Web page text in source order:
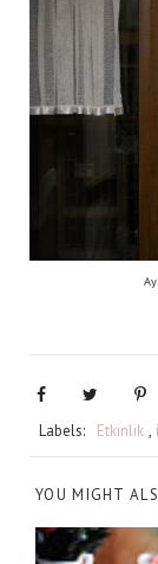
Labels: Etkinlik ,
YOU MIGHT